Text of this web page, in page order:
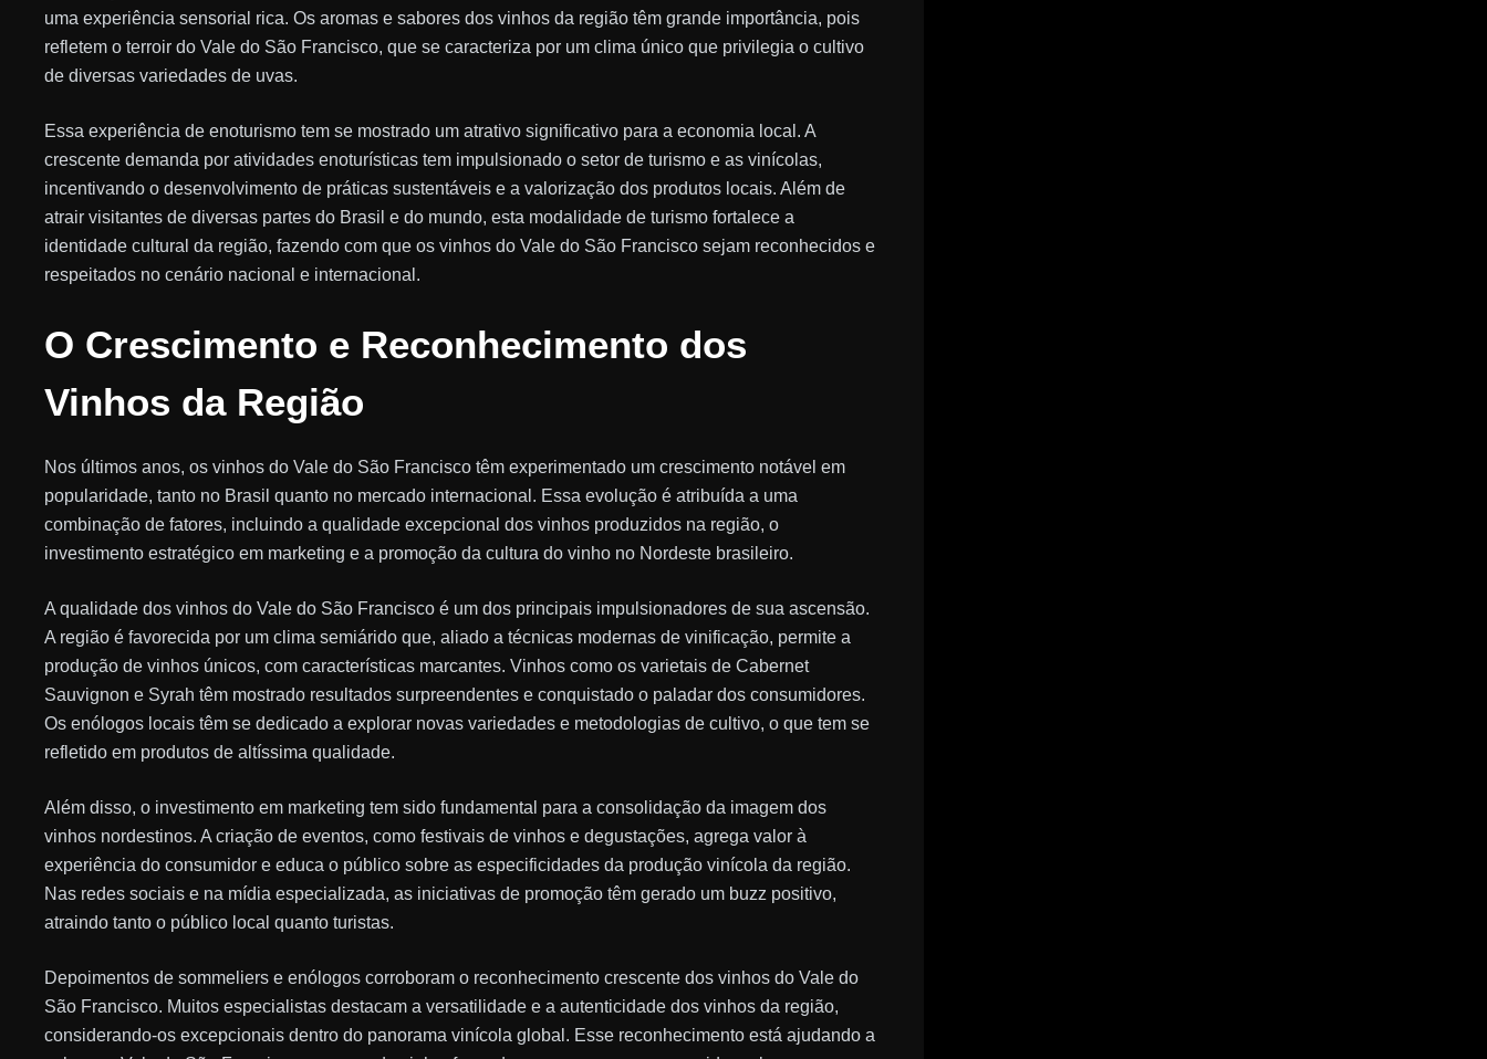
uma experiência sensorial rica. Os aromas e sabores dos vinhos da região têm grande importância, pois
refletem o terroir do Vale do São Francisco, que se caracteriza por um clima único que privilegia o cultivo
de diversas variedades de uvas.
Essa experiência de enoturismo tem se mostrado um atrativo significativo para a economia local. A
crescente demanda por atividades enoturísticas tem impulsionado o setor de turismo e as vinícolas,
incentivando o desenvolvimento de práticas sustentáveis e a valorização dos produtos locais. Além de
atrair visitantes de diversas partes do Brasil e do mundo, esta modalidade de turismo fortalece a
identidade cultural da região, fazendo com que os vinhos do Vale do São Francisco sejam reconhecidos e
respeitados no cenário nacional e internacional.
O Crescimento e Reconhecimento dos
Vinhos da Região
Nos últimos anos, os vinhos do Vale do São Francisco têm experimentado um crescimento notável em
popularidade, tanto no Brasil quanto no mercado internacional. Essa evolução é atribuída a uma
combinação de fatores, incluindo a qualidade excepcional dos vinhos produzidos na região, o
investimento estratégico em marketing e a promoção da cultura do vinho no Nordeste brasileiro.
A qualidade dos vinhos do Vale do São Francisco é um dos principais impulsionadores de sua ascensão.
A região é favorecida por um clima semiárido que, aliado a técnicas modernas de vinificação, permite a
produção de vinhos únicos, com características marcantes. Vinhos como os varietais de Cabernet
Sauvignon e Syrah têm mostrado resultados surpreendentes e conquistado o paladar dos consumidores.
Os enólogos locais têm se dedicado a explorar novas variedades e metodologias de cultivo, o que tem se
refletido em produtos de altíssima qualidade.
Além disso, o investimento em marketing tem sido fundamental para a consolidação da imagem dos
vinhos nordestinos. A criação de eventos, como festivais de vinhos e degustações, agrega valor à
experiência do consumidor e educa o público sobre as especificidades da produção vinícola da região.
Nas redes sociais e na mídia especializada, as iniciativas de promoção têm gerado um buzz positivo,
atraindo tanto o público local quanto turistas.
Depoimentos de sommeliers e enólogos corroboram o reconhecimento crescente dos vinhos do Vale do
São Francisco. Muitos especialistas destacam a versatilidade e a autenticidade dos vinhos da região,
considerando-os excepcionais dentro do panorama vinícola global. Esse reconhecimento está ajudando a